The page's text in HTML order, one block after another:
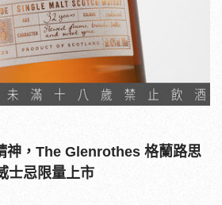
神，The Glenrothes 格蘭路思
士忌限量上市